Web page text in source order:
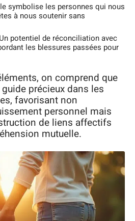
symbolise les personnes qui nous
à nous soutenir sans
Un potentiel de réconciliation avec
les blessures passées pour
on comprend que
précieux dans les
favorisant non
personnel mais
de liens affectifs
mutuelle.